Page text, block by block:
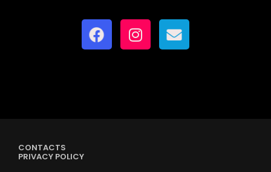
CONTACTS
PRIVACY POLICY